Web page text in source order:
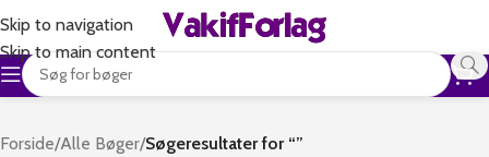
Skip to navigation
Skip to main content
Forside/Alle Bøger/Søgeresultater for “”